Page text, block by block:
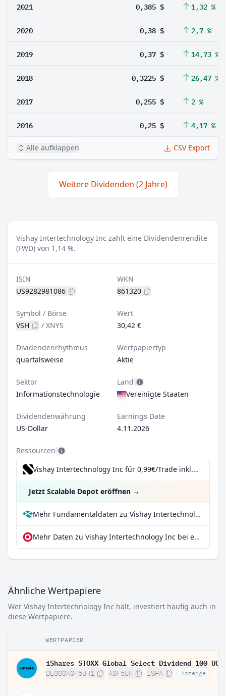
2021 0,385 $ 1,32 %
2020 0,38 $ 2,7 %
2019 0,37 $ 14,73 %
2018 0,3225 $ 26,47 %
2017 0,255 $ 2 %
2016 0,25 $ 4,17 %
Alle aufklappen CSV Export
Weitere Dividenden (2 Jahre)
Vishay Intertechnology Inc zahlt eine Dividendenrendite
(FWD) von 1,14 %.
ISIN
US9282981086
WKN
861320
Symbol / Börse
VSH
/ XNYS
Wert
30,42 €
Dividendenrhythmus
quartalsweise
Wertpapiertyp
Aktie
Sektor
Informationstechnologie
Land
Vereinigte Staaten
Dividendenwährung
US-Dollar
Earnings Date
4.11.2026
Ressourcen
Vishay Intertechnology Inc für 0,99€/Trade inkl. Dividend Reinvestment Plan
Jetzt Scalable Depot eröffnen →
Mehr Fundamentaldaten zu Vishay Intertechnology Inc bei Parqet
Mehr Daten zu Vishay Intertechnology Inc bei extraETF
Ähnliche Wertpapiere
Wer Vishay Intertechnology Inc hält, investiert häufig auch in
diese Wertpapiere.
WERTPAPIER
DE000A0F5UH1 A0F5UH ISPA Anzeige